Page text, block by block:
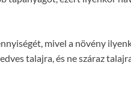
mivel a növény
talajra, és ne száraz